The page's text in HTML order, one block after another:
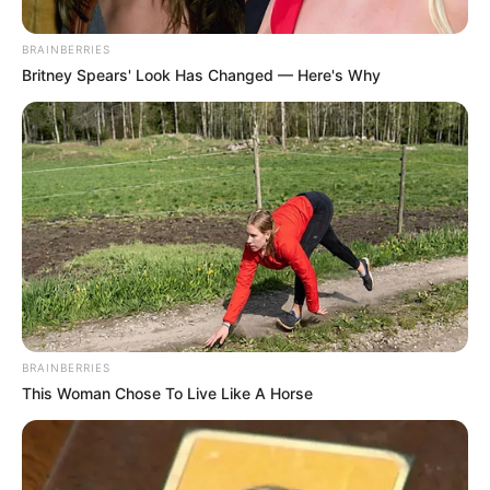
BRAINBERRIES
Britney Spears' Look Has Changed — Here's Why
BRAINBERRIES
This Woman Chose To Live Like A Horse